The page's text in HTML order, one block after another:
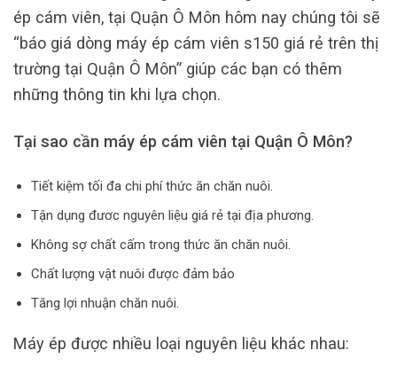
ép cám viên, tại Quận Ô Môn hôm nay chúng tôi sẽ
“báo giá dòng máy ép cám viên s150 giá rẻ trên thị
trường tại Quận Ô Môn” giúp các bạn có thêm
những thông tin khi lựa chọn.
Tại sao cần máy ép cám viên tại Quận Ô Môn?
Tiết kiệm tối đa chi phí thức ăn chăn nuôi.
Tận dụng đươc nguyên liệu giá rẻ tại địa phương.
Không sợ chất cấm trong thức ăn chăn nuôi.
Chất lượng vật nuôi được đảm bảo
Tăng lợi nhuận chăn nuôi.
Máy ép được nhiều loại nguyên liệu khác nhau: